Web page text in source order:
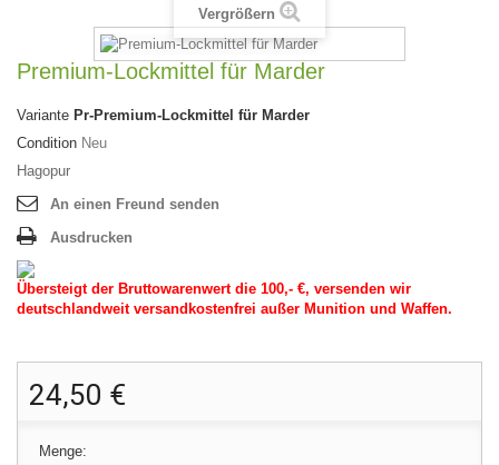
Vergrößern
Premium-Lockmittel für Marder
Variante Pr-Premium-Lockmittel für Marder
Condition Neu
Hagopur
An einen Freund senden
Ausdrucken
Übersteigt der Bruttowarenwert die 100,- €, versenden wir
deutschlandweit versandkostenfrei außer Munition und Waffen.
24,50 €
Menge: